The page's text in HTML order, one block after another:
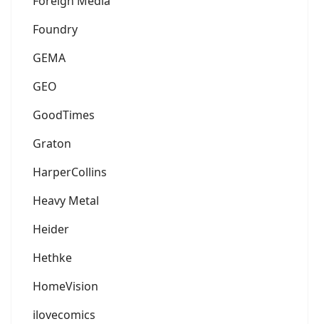
Foundry
GEMA
GEO
GoodTimes
Graton
HarperCollins
Heavy Metal
Heider
Hethke
HomeVision
ilovecomics